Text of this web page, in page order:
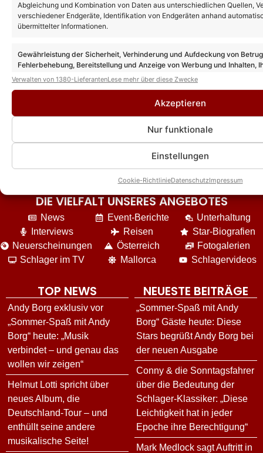
Abgleichung und Kombination von Daten aus unterschiedlichen Quellen,
verschiedener Endgeräte, Identifikation von Endgeräten anhand
übermittelter Informationen.
Gewährleistung der Sicherheit, Verhinderung und Aufdeckung von
Fehlerbehebung, Bereitstellung und Anzeige von Werbung und Inhalten,
Entscheidungen zum Datenschutz speichern und übermitteln.
Verwalten von 1380-LieferantenLese mehr über diese Zwecke
Akzeptieren
Nur funktionale
Einstellungen
Cookie-RichtlinieDatenschutzImpressum
schön war ihr gemeinsamer Auftritt bei
ihrem Tourfinale!
Helene Fischer: Überraschungsauftritt von
Florian Silbereisen bei Tourfinale in
München!
DIE VIELFALT UNSERES ANGEBOTES
News
Interviews
Neuerscheinungen
Schlager im TV
Event-Berichte
Reisen
Österreich
Mallorca
Unterhaltung
Star-Biografien
Fotogalerien
Schlagervideos
TOP NEWS
Andy Borg exklusiv vor
„Sommer-Spaß mit Andy
Borg“ heute: „Musik
verbindet – und genau das
wollen wir zeigen“
Helmut Lotti spricht über
neues Album, die
Deutschland-Tour – und
enthüllt seine andere
musikalische Seite!
NEUESTE BEITRÄGE
„Sommer-Spaß mit Andy
Borg“ Gäste heute: Diese
Stars begrüßt Andy Borg bei
der neuen Ausgabe
Conny & die Sonntagsfahrer
über die Bedeutung der
Schlager-Klassiker: „Diese
Leichtigkeit hat in jeder
Epoche ihre Berechtigung“
Mark Medlock sagt Auftritt in